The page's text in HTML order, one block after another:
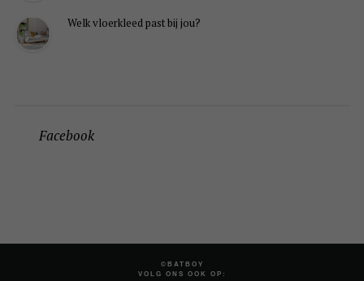
Welk vloerkleed past bij jou?
Facebook
©BATBOY
VOLG ONS OOK OP: